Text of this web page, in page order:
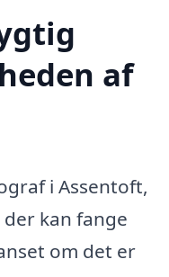
af
i Assentoft,
kan fange
om det er